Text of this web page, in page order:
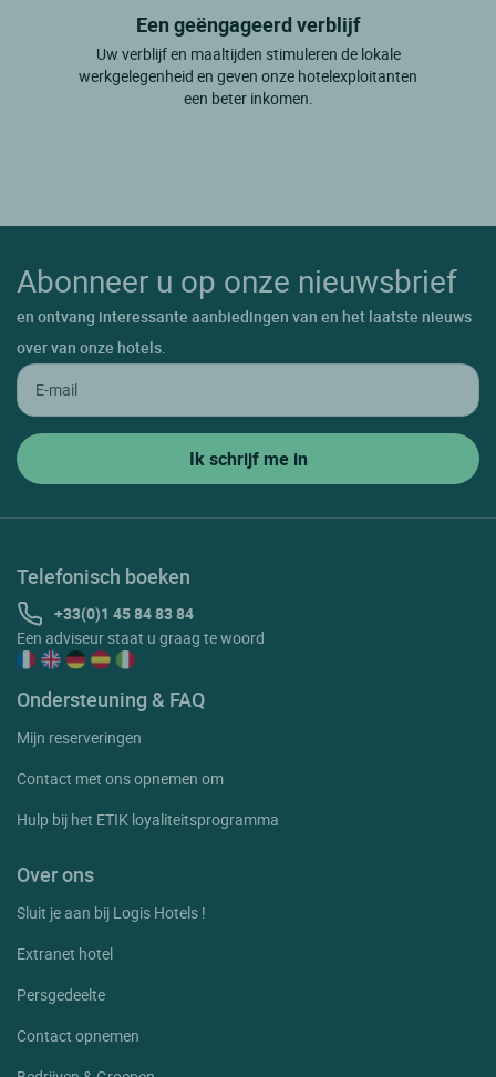
Sansoain Leoz
Villava
Zizur Mayor
Een geëngageerd verblijf
Uw verblijf en maaltijden stimuleren de lokale
werkgelegenheid en geven onze hotelexploitanten
een beter inkomen.
Abonneer u op onze nieuwsbrief
en ontvang interessante aanbiedingen van en het laatste nieuws
over van onze hotels.
Telefonisch boeken
+33(0)1 45 84 83 84
Een adviseur staat u graag te woord
Ondersteuning & FAQ
Mijn reserveringen
Contact met ons opnemen om
Hulp bij het ETIK loyaliteitsprogramma
Over ons
Sluit je aan bij Logis Hotels !
Extranet hotel
Persgedeelte
Contact opnemen